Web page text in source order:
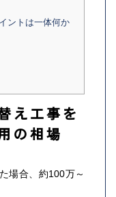
ントは一体何か
え工事を
の相場
場合、約100万～